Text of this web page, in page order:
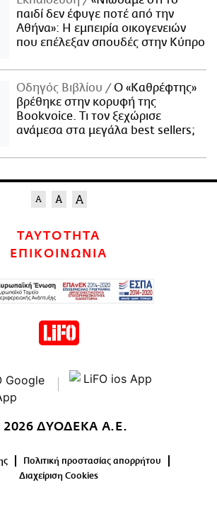
παιδί δεν έφυγε ποτέ από την
Αθήνα»: Η εμπειρία οικογενειών
που επέλεξαν σπουδές στην Κύπρο
Οδηγός Βιβλίου
Ο «Καθρέφτης»
βρέθηκε στην κορυφή της
Bookvoice. Τι τον ξεχώρισε
ανάμεσα στα μεγάλα best sellers;
ΤΑΥΤΟΤΗΤΑ
ΕΠΙΚΟΙΝΩΝΙΑ
2026 ΔΥΟΔΕΚΑ Α.Ε.
Πολιτική προστασίας απορρήτου
Διαχείριση Cookies